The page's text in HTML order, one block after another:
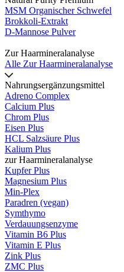
MSM Organischer Schwefel
Brokkoli-Extrakt
D-Mannose Pulver
Zur Haarmineralanalyse
Alle Zur Haarmineralanalyse
Nahrungsergänzungsmittel
Adreno Complex
Calcium Plus
Chrom Plus
Eisen Plus
HCL Salzsäure Plus
Kalium Plus
zur Haarmineralanalyse
Kupfer Plus
Magnesium Plus
Min-Plex
Paradren (vegan)
Symthymo
Verdauungsenzyme
Vitamin B6 Plus
Vitamin E Plus
Zink Plus
ZMC Plus